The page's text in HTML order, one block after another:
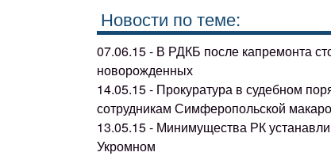
Новости по теме:
07.06.15 - В РДКБ после капремонта
новорожденных
14.05.15 - Прокуратура в судебном
сотрудникам Симферопольской
13.05.15 - Минимущества РК
Укромном